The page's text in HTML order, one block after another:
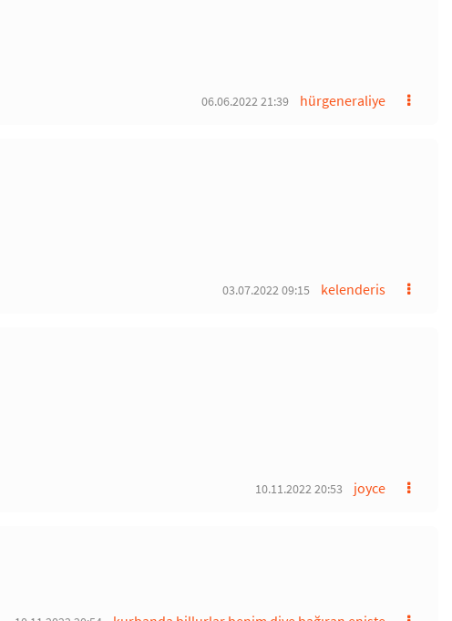
hürgeneraliye
06.06.2022 21:39
kelenderis
03.07.2022 09:15
joyce
10.11.2022 20:53